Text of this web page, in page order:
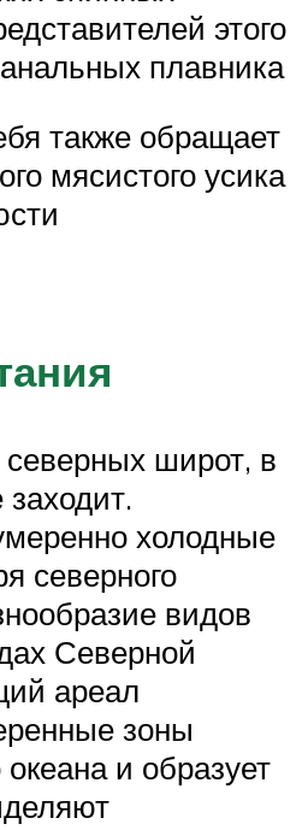
этого
плавника
также обращает
мясистого усика
широт, в
холодные
северного
видов
Северной
ареал
зоны
океана и образует